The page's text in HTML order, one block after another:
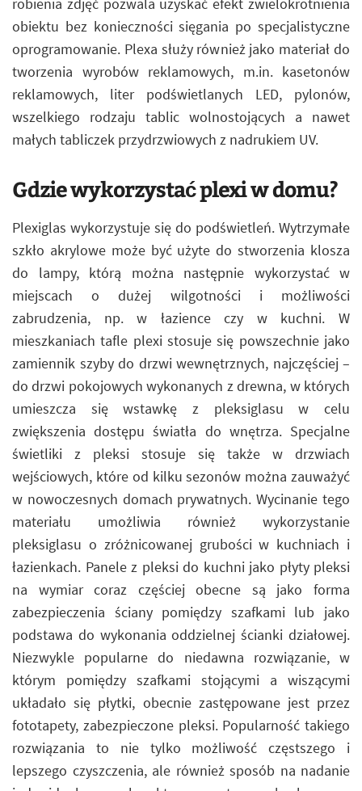
obiektu bez konieczności sięgania po specjalistyczne
oprogramowanie. Plexa służy również jako materiał do
tworzenia wyrobów reklamowych, m.in. kasetonów
reklamowych, liter podświetlanych LED, pylonów,
wszelkiego rodzaju tablic wolnostojących a nawet
małych tabliczek przydrzwiowych z nadrukiem UV.
Gdzie wykorzystać plexi w domu?
Plexiglas wykorzystuje się do podświetleń. Wytrzymałe
szkło akrylowe może być użyte do stworzenia klosza
do lampy, którą można następnie wykorzystać w
miejscach o dużej wilgotności i możliwości
zabrudzenia, np. w łazience czy w kuchni. W
mieszkaniach tafle plexi stosuje się powszechnie jako
zamiennik szyby do drzwi wewnętrznych, najczęściej –
do drzwi pokojowych wykonanych z drewna, w których
umieszcza się wstawkę z pleksiglasu w celu
zwiększenia dostępu światła do wnętrza. Specjalne
świetliki z pleksi stosuje się także w drzwiach
wejściowych, które od kilku sezonów można zauważyć
w nowoczesnych domach prywatnych. Wycinanie tego
materiału umożliwia również wykorzystanie
pleksiglasu o zróżnicowanej grubości w kuchniach i
łazienkach. Panele z pleksi do kuchni jako płyty pleksi
na wymiar coraz częściej obecne są jako forma
zabezpieczenia ściany pomiędzy szafkami lub jako
podstawa do wykonania oddzielnej ścianki działowej.
Niezwykle popularne do niedawna rozwiązanie, w
którym pomiędzy szafkami stojącymi a wiszącymi
układało się płytki, obecnie zastępowane jest przez
fototapety, zabezpieczone pleksi. Popularność takiego
rozwiązania to nie tylko możliwość częstszego i
lepszego czyszczenia, ale również sposób na nadanie